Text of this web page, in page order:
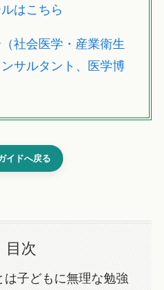
はこちら
社会医学・産業衛生
サルタント、医学博
イドへ戻る
目次
子どもに無理な勉強